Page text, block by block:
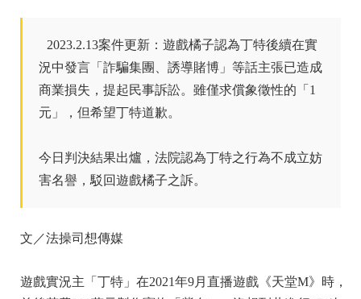
2023.2.13案件更新：遊戲橘子認為丁特後續在實
況中發言「詐騙集團、誘導賭博」等話主張已造成
商業損失，提起民事訴訟。雖僅求償象徵性的「1
元」，但希望丁特道歉。
今日判決結果出爐，法院認為丁特之行為不成立妨
害名譽，駁回遊戲橘子之訴。
文／法操司想傳媒
遊戲實況主「丁特」在2021年9月直播遊戲《天堂M》時，